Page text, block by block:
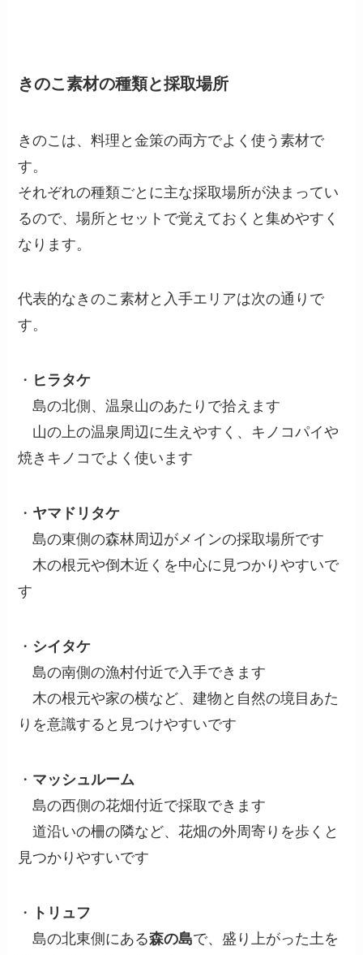
きのこ素材の種類と採取場所
きのこは、料理と金策の両方でよく使う素材で
す。
それぞれの種類ごとに主な採取場所が決まってい
るので、場所とセットで覚えておくと集めやすく
なります。
代表的なきのこ素材と入手エリアは次の通りで
す。
・ ヒラタケ
島の北側、温泉山のあたりで拾えます
山の上の温泉周辺に生えやすく、キノコパイや
焼きキノコでよく使います
・ ヤマドリタケ
島の東側の森林周辺がメインの採取場所です
木の根元や倒木近くを中心に見つかりやすいで
す
・ シイタケ
島の南側の漁村付近で入手できます
木の根元や家の横など、建物と自然の境目あた
りを意識すると見つけやすいです
・ マッシュルーム
島の西側の花畑付近で採取できます
道沿いの柵の隣など、花畑の外周寄りを歩くと
見つかりやすいです
・
トリュフ
島の北東側にある森の島で、盛り上がった土を